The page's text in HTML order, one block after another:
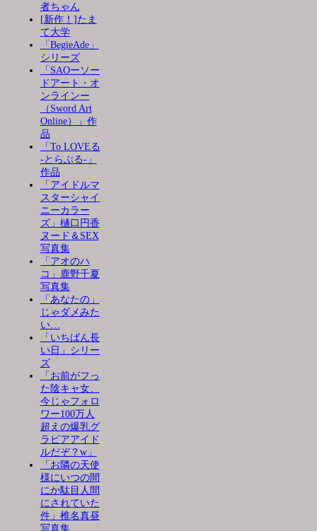
者ちゃん
[新作！]たま
て大学
「BegieAde」
シリーズ
「SAOーソー
ドアート・オ
ンラインー
（Sword Art
Online）」作
品
「To LOVEる
-とらぶる-」
作品
「アイドルマ
スターシャイ
ニーカラー
ズ」樋口円香
ヌード＆SEX
写真集
「アオのハ
コ」鹿野千夏
写真集
「あなたの」
じゃダメみた
い…
「いちばん長
い日」シリー
ズ
「お前がフっ
た陰キャ女、
今じゃフォロ
ワー100万人
超えの爆乳グ
ラビアアイド
ルだぞ？w」
「お隣の天使
様にいつの間
にか駄目人間
にされていた
件」椎名真昼
写真集